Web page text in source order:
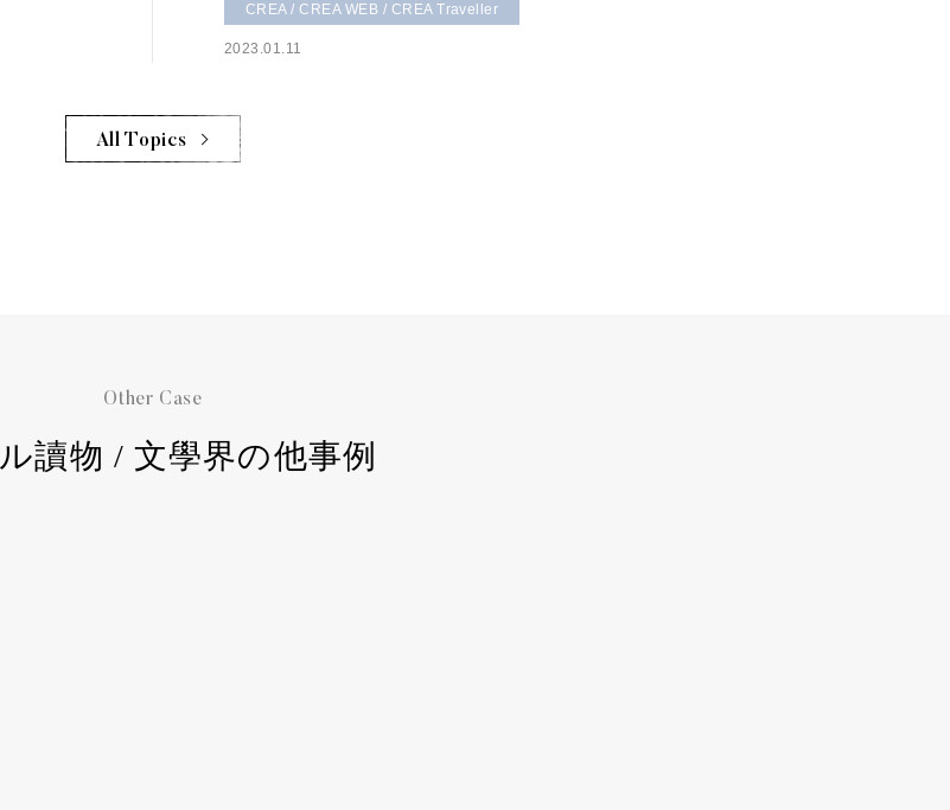
CREA / CREA WEB / CREA Traveller
2023.01.11
All Topics
Other Case
讀物 / 文學界の他事例